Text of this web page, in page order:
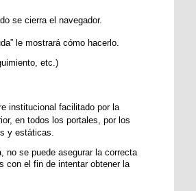
se cierra el navegador.
le mostrará cómo hacerlo.
etc.)
institucional facilitado por la
en todos los portales, por los
y estáticas.
no se puede asegurar la correcta
con el fin de intentar obtener la